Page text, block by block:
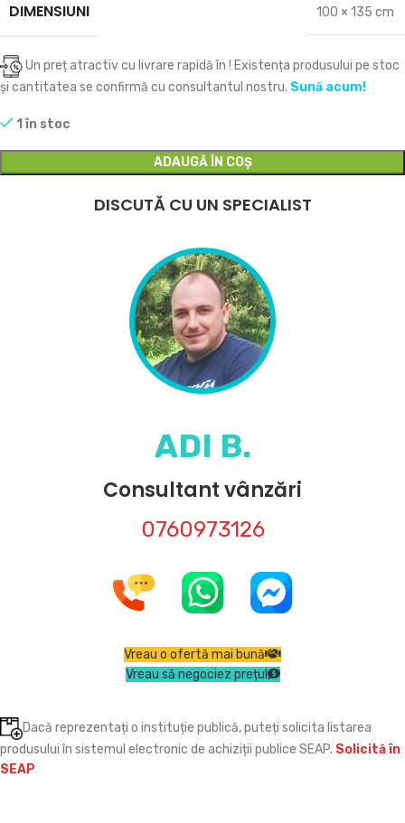
DIMENSIUNI 100 × 135 cm
Un preț atractiv cu livrare rapidă în ! Existența produsului pe stoc
și cantitatea se confirmă cu consultantul nostru. Sună acum!
1 în stoc
ADAUGĂ ÎN COȘ
DISCUTĂ CU UN SPECIALIST
ADI B.
Consultant vânzări
0760973126
Vreau o ofertă mai bună
Vreau să negociez prețul
Dacă reprezentați o instituție publică, puteți solicita listarea
produsului în sistemul electronic de achiziții publice SEAP. Solicită în
SEAP